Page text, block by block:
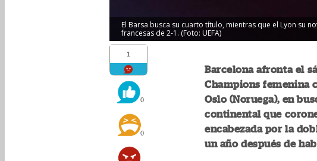
El Barsa busca su cuarto título, mientras que el Lyon su
francesas de 2-1. (Foto: UEFA)
1
0
0
Barcelona afronta el
Champions femenina
Oslo (Noruega), en
continental que
encabezada por la
un año después de